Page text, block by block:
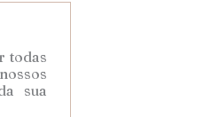
todas
sua